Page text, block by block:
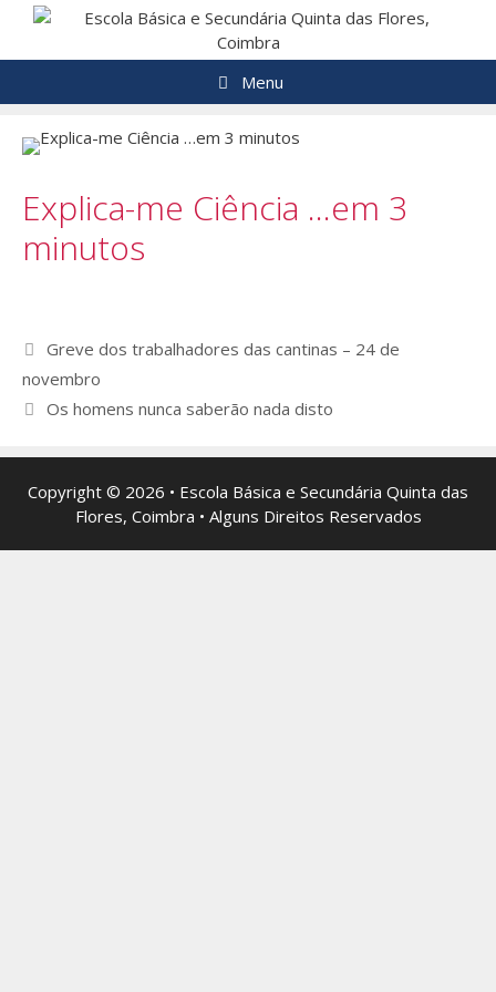
Saltar
o
Menu
Explica-me Ciência …em 3
minutos
Navegação
Greve dos trabalhadores das cantinas – 24 de
novembro
Os homens nunca saberão nada disto
Copyright © 2026 • Escola Básica e Secundária Quinta das
Flores, Coimbra • Alguns Direitos Reservados